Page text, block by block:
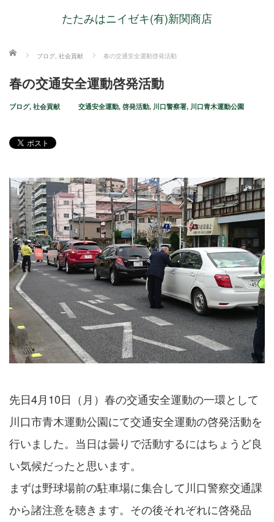
たたみはニイゼキ(有)新関商店
ホーム ブログ, 社会貢献 春の交通安全運動啓発活動
春の交通安全運動啓発活動
ブログ, 社会貢献 交通安全運動, 啓発活動, 川口警察署, 川口青木運動公園
先日4月10日（月）春の交通安全運動の一環として
川口市青木運動公園にて交通安全運動の啓発活動を
行いました。当日は曇りで活動するにはちょうど良
い気候だったと思います。
まずは野球場前の駐車場に集合して川口警察交通課
から諸注意を聴きます。その後それぞれに啓発品